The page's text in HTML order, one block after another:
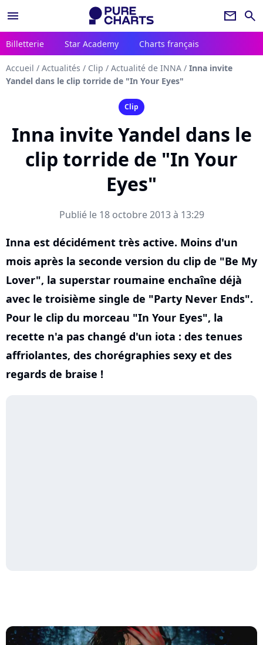
menu newsletter search
Billetterie Star Academy Charts français
Accueil / Actualités / Clip / Actualité de INNA / Inna invite
Yandel dans le clip torride de "In Your Eyes"
Clip
Inna invite Yandel dans le
clip torride de "In Your
Eyes"
Publié le 18 octobre 2013 à 13:29
Inna est décidément très active. Moins d'un
mois après la seconde version du clip de "Be My
Lover", la superstar roumaine enchaîne déjà
avec le troisième single de "Party Never Ends".
Pour le clip du morceau "In Your Eyes", la
recette n'a pas changé d'un iota : des tenues
affriolantes, des chorégraphies sexy et des
regards de braise !